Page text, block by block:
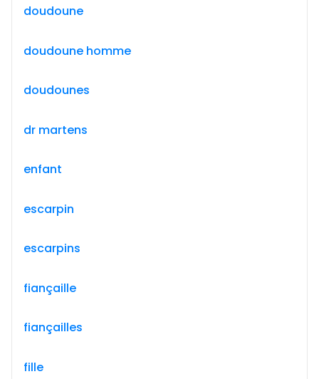
doudoune
doudoune homme
doudounes
dr martens
enfant
escarpin
escarpins
fiançaille
fiançailles
fille